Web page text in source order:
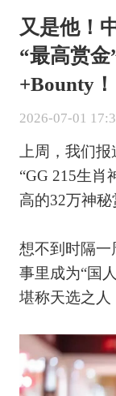
又是他！
“最高赏
+Bounty！
2026-07-01
上周，我们报
“GG 215生肖
高的32万神秘
想不到时隔一
事里成为“国
堪称天选之人